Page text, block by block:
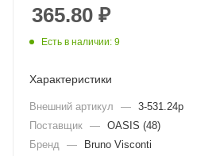
365.80 ₽
Есть в наличии: 9
Характеристики
Внешний артикул — 3-531.24p
Поставщик — OASIS (48)
Бренд
—
Bruno Visconti